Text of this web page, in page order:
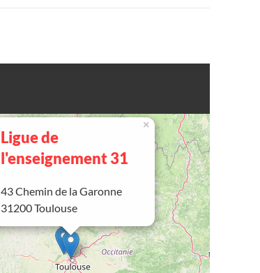
Ligue de
l'enseignement 31
43 Chemin de la Garonne
31200 Toulouse
×